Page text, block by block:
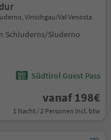
Vinschgau/Val Venosta
Schluderns/Sluderno
Südtirol Guest Pass
vanaf 198€
1 Nacht / 2 Personen Incl. btw